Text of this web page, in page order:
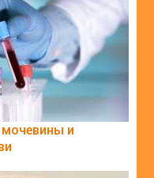
и